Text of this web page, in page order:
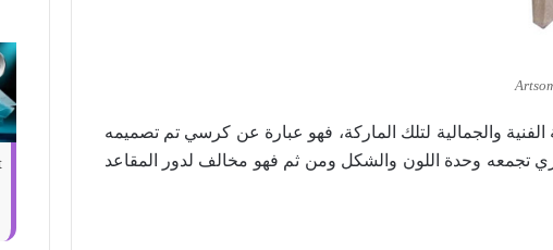
الفنية والجمالية لتلك الماركة، فهو عبارة عن كرسي تم تصميمه
وحدة اللون والشكل ومن ثم فهو مخالف لدور المقاعد